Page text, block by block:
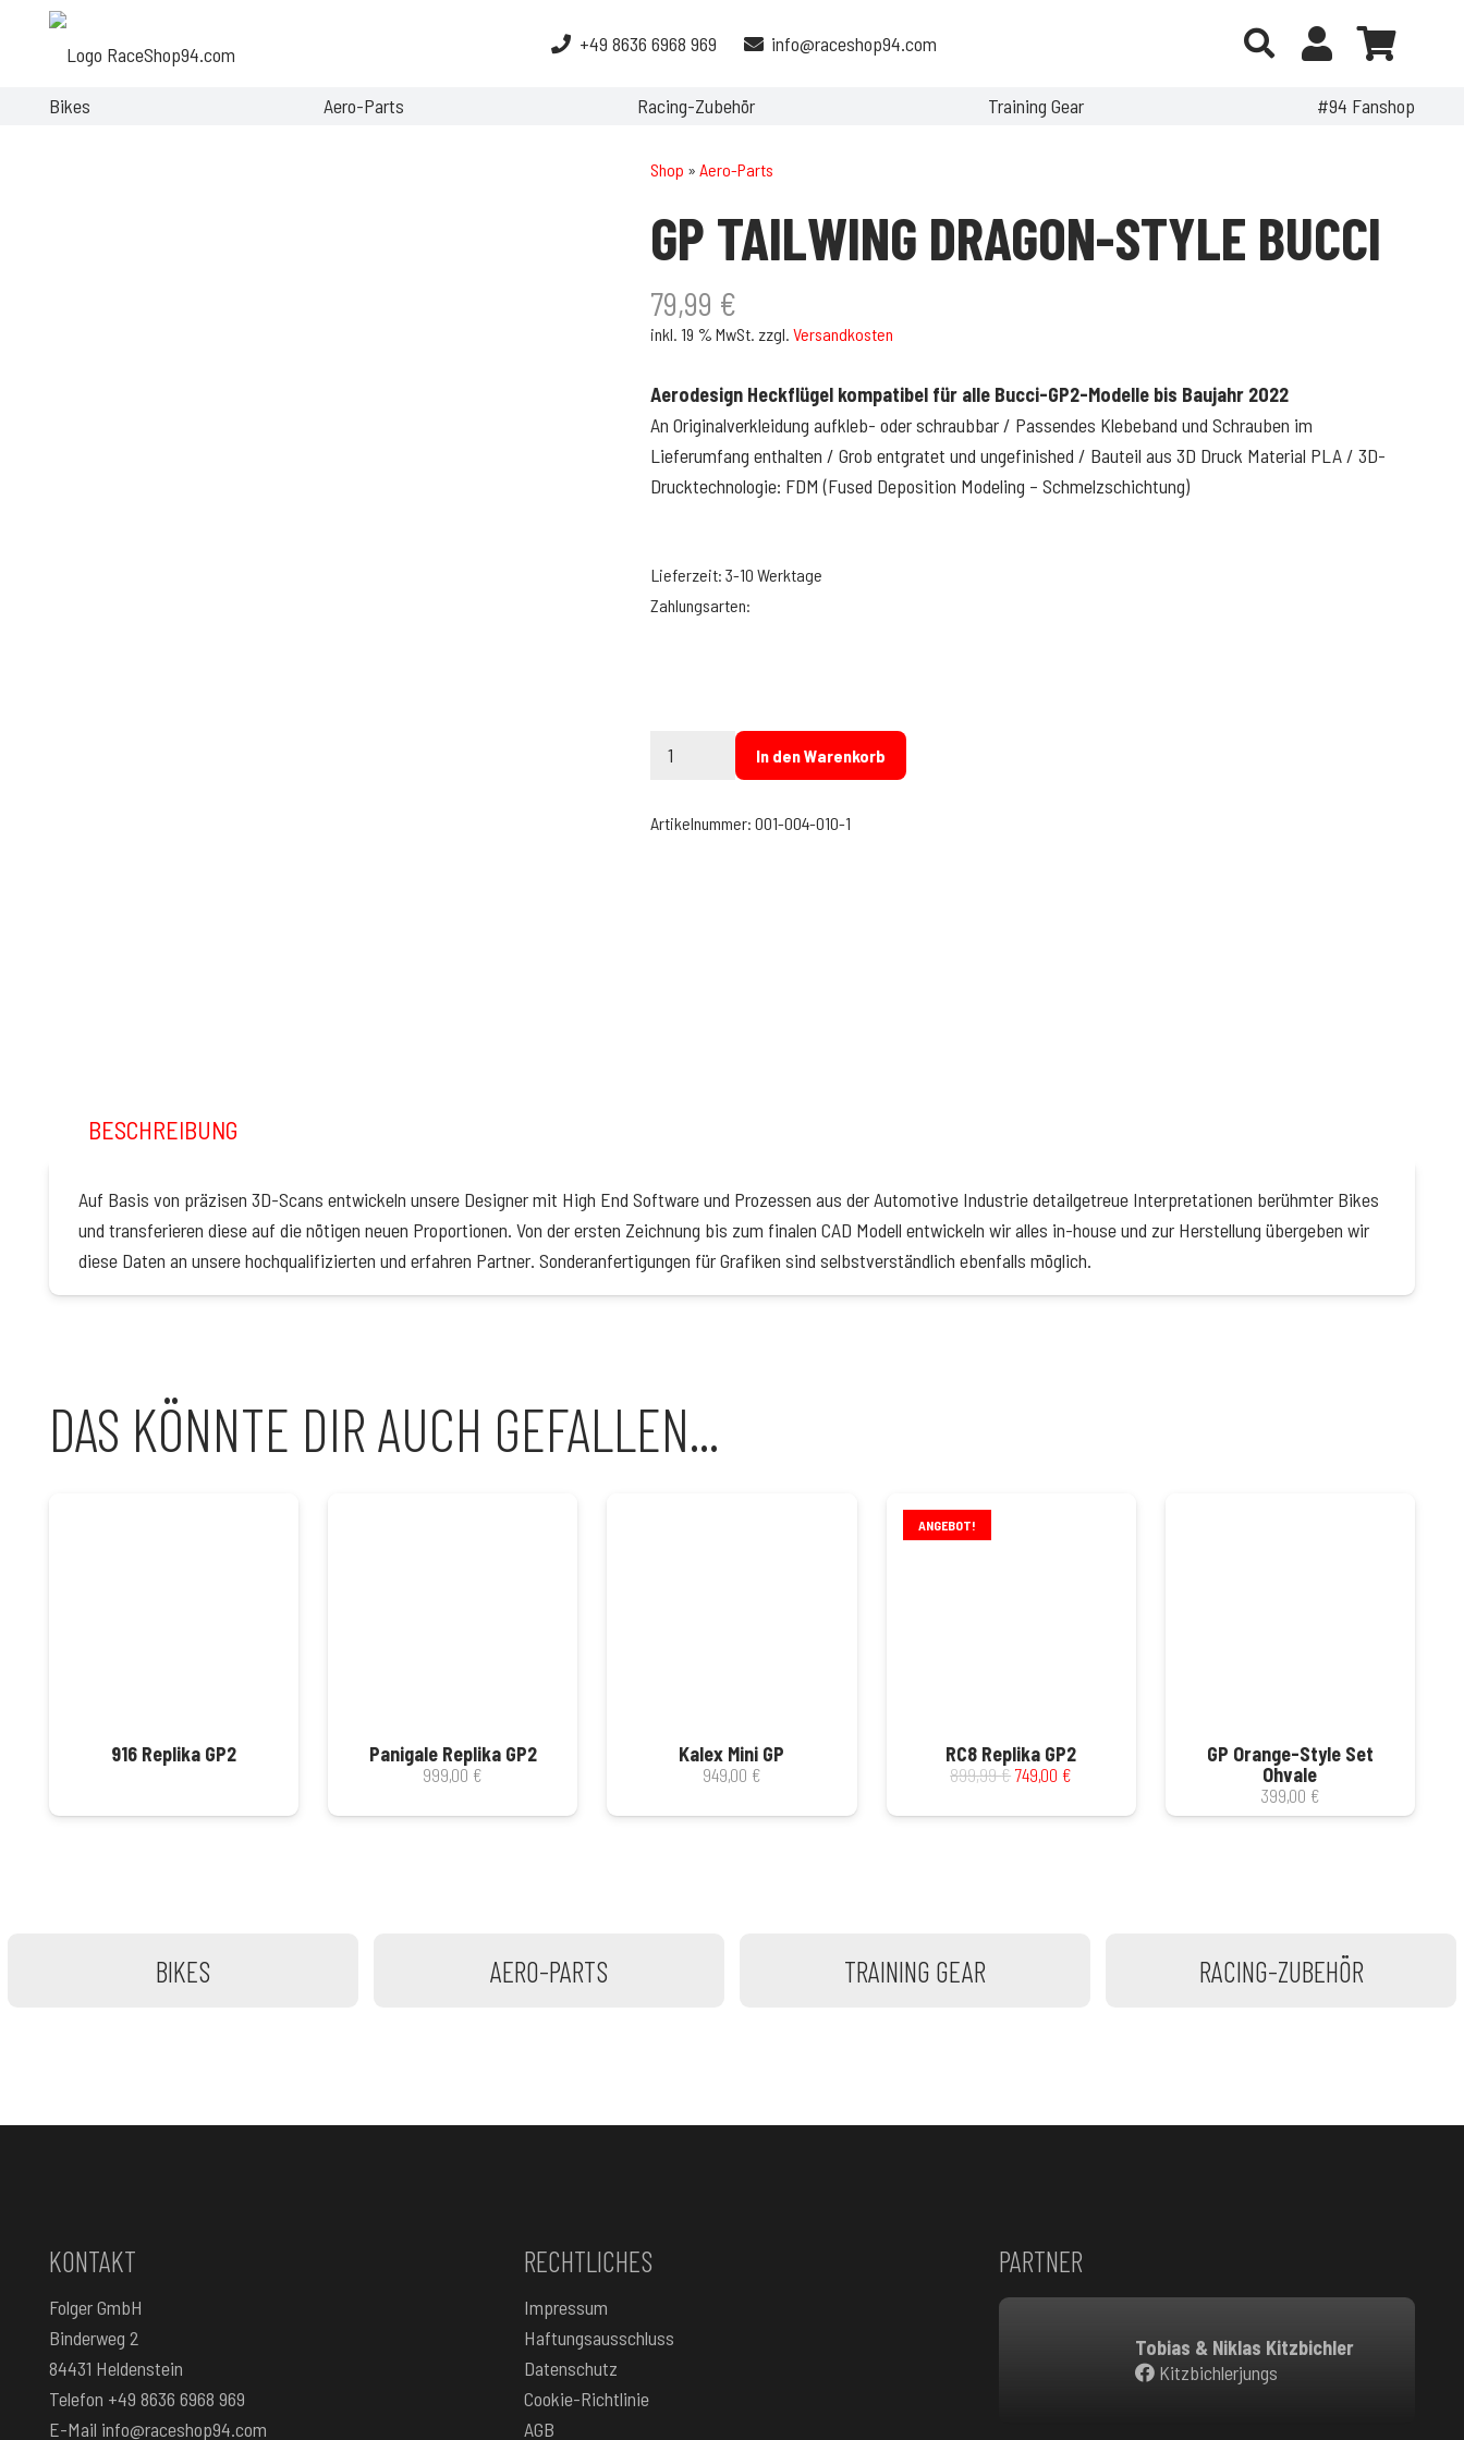
+49 8636 6968 969 info@raceshop94.com
Bikes Aero-Parts Racing-Zubehör Training Gear #94 Fanshop
Shop » Aero-Parts
GP TAILWING DRAGON-STYLE BUCCI
79,99 €
inkl. 19 % MwSt. zzgl. Versandkosten
Aerodesign Heckflügel kompatibel für alle Bucci-GP2-Modelle bis Baujahr 2022
An Originalverkleidung aufkleb- oder schraubbar / Passendes Klebeband und Schrauben im
Lieferumfang enthalten / Grob entgratet und ungefinished / Bauteil aus 3D Druck Material PLA / 3D-
Drucktechnologie: FDM (Fused Deposition Modeling – Schmelzschichtung)
Lieferzeit: 3-10 Werktage
GP
Style
In den Warenkorb
Artikelnummer: 001-004-010-1
BESCHREIBUNG
Auf Basis von präzisen 3D-Scans entwickeln unsere Designer mit High End Software und Prozessen aus der Automotive Industrie detailgetreue Interpretationen berühmter Bikes
und transferieren diese auf die nötigen neuen Proportionen. Von der ersten Zeichnung bis zum finalen CAD Modell entwickeln wir alles in-house und zur Herstellung übergeben wir
diese Daten an unsere hochqualifizierten und erfahren Partner. Sonderanfertigungen für Grafiken sind selbstverständlich ebenfalls möglich.
916 Replika GP2
Panigale Replika GP2
999,00 €
Kalex Mini GP
949,00 €
ANGEBOT!
RC8 Replika GP2
899,99€Ursprünglicher
war:
749,00 €
ist:
GP Orange-Style Set
Ohvale
399,00 €
BIKES AERO-PARTS TRAINING GEAR RACING-ZUBEHÖR
KONTAKT
Folger GmbH
Binderweg 2
84431 Heldenstein
Telefon +49 8636 6968 969
E-Mail info@raceshop94.com
RECHTLICHES
Impressum
Haftungsausschluss
Datenschutz
Cookie-Richtlinie
AGB
PARTNER
Tobias & Niklas Kitzbichler
Kitzbichlerjungs